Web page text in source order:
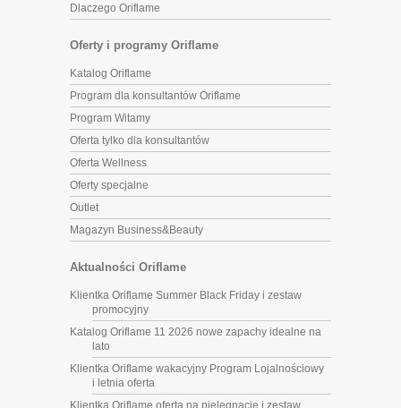
Dlaczego Oriflame
Oferty i programy Oriflame
Katalog Oriflame
Program dla konsultantów Oriflame
Program Witamy
Oferta tylko dla konsultantów
Oferta Wellness
Oferty specjalne
Outlet
Magazyn Business&Beauty
Aktualności Oriflame
Klientka Oriflame Summer Black Friday i zestaw
promocyjny
Katalog Oriflame 11 2026 nowe zapachy idealne na
lato
Klientka Oriflame wakacyjny Program Lojalnościowy
i letnia oferta
Klientka Oriflame oferta na pielęgnację i zestaw